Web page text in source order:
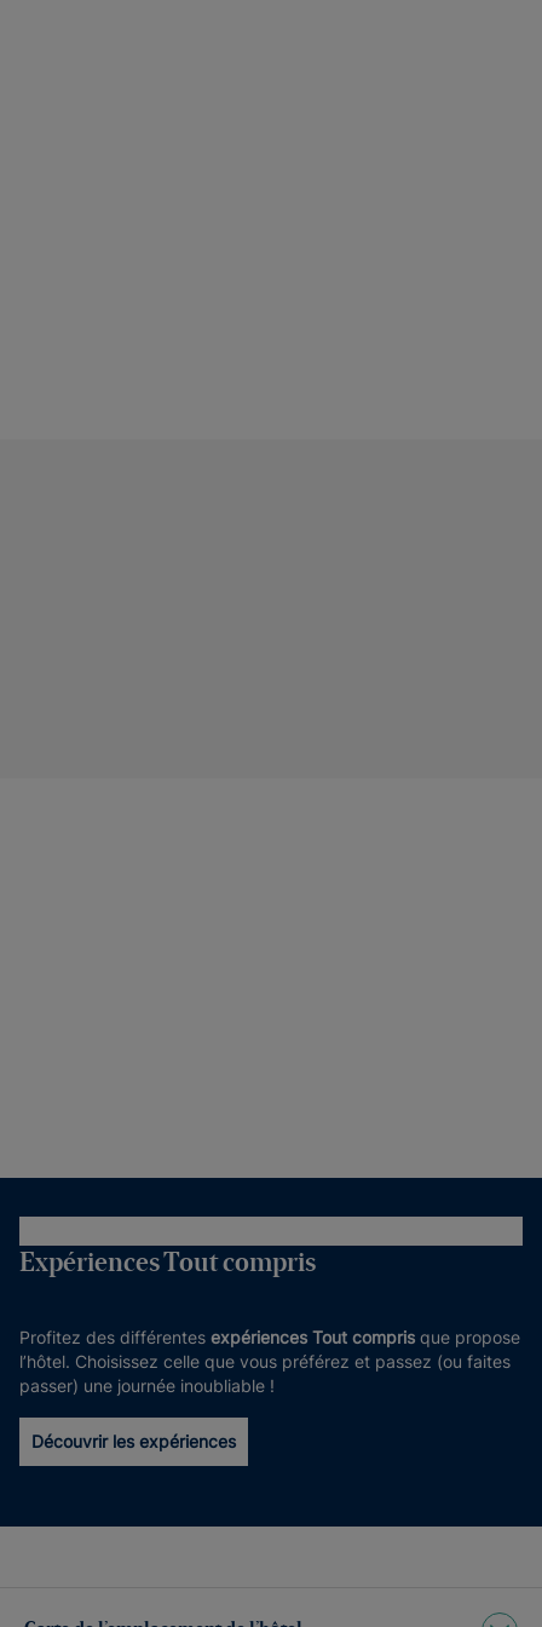
Expériences Tout compris
Profitez des différentes expériences Tout compris que propose
l’hôtel. Choisissez celle que vous préférez et passez (ou faites
passer) une journée inoubliable !
Découvrir les expériences